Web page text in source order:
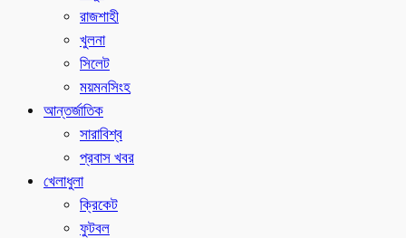
রাজশাহী
খুলনা
সিলেট
ময়মনসিংহ
আন্তর্জাতিক
সারাবিশ্ব
প্রবাস খবর
খেলাধুলা
ক্রিকেট
ফুটবল